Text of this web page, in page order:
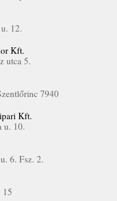
12.
Kft.
utca 5.
7940
Kft.
u. 10.
6. Fsz. 2.
15